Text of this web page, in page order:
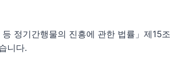
정기간행물의 진흥에 관한 법률」제15
니다.